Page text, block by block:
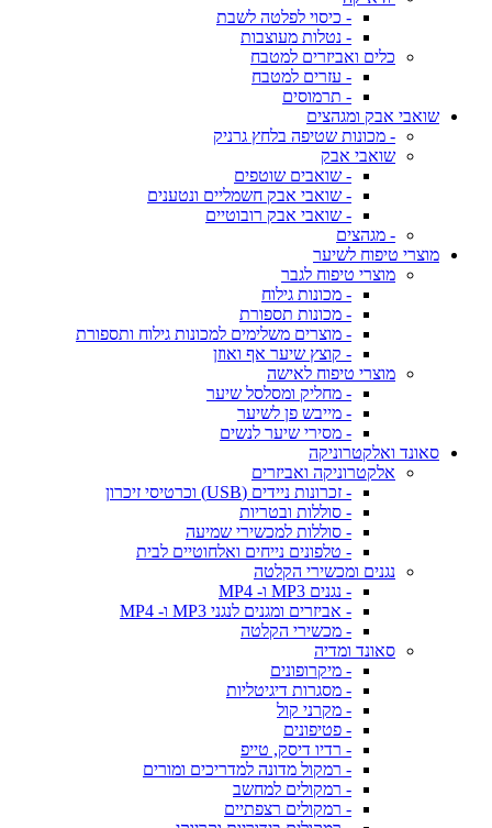
- כיסוי לפלטה לשבת
- נטלות מעוצבות
כלים ואביזרים למטבח
- עזרים למטבח
- תרמוסים
שואבי אבק ומגהצים
- מכונות שטיפה בלחץ גרניק
שואבי אבק
- שואבים שוטפים
- שואבי אבק חשמליים ונטענים
- שואבי אבק רובוטיים
- מגהצים
מוצרי טיפוח לשיער
מוצרי טיפוח לגבר
- מכונות גילוח
- מכונות תספורת
- מוצרים משלימים למכונות גילוח ותספורת
- קוצץ שיער אף ואוזן
מוצרי טיפוח לאישה
- מחליק ומסלסל שיער
- מייבש פן לשיער
- מסירי שיער לנשים
סאונד ואלקטרוניקה
אלקטרוניקה ואביזרים
- זכרונות ניידים (USB) וכרטיסי זיכרון
- סוללות ובטריות
- סוללות למכשירי שמיעה
- טלפונים נייחים ואלחוטיים לבית
נגנים ומכשירי הקלטה
- נגנים MP3 ו- MP4
- אביזרים ומגנים לנגני MP3 ו- MP4
- מכשירי הקלטה
סאונד ומדיה
- מיקרופונים
- מסגרות דיגיטליות
- מקרני קול
- פטיפונים
- רדיו דיסק, טייפ
- רמקול מדונה למדריכים ומורים
- רמקולים למחשב
- רמקולים רצפתיים